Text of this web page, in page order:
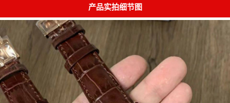
产品实拍细节图